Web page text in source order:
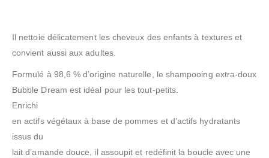
Il nettoie délicatement les cheveux des enfants à textures et
convient aussi aux adultes.
Formulé à 98,6 % d’origine naturelle, le shampooing extra-doux
Bubble Dream est idéal pour les tout-petits.
Enrichi
en actifs végétaux à base de pommes et d’actifs hydratants
issus du
lait d’amande douce, il assoupit et redéfinit la boucle avec une